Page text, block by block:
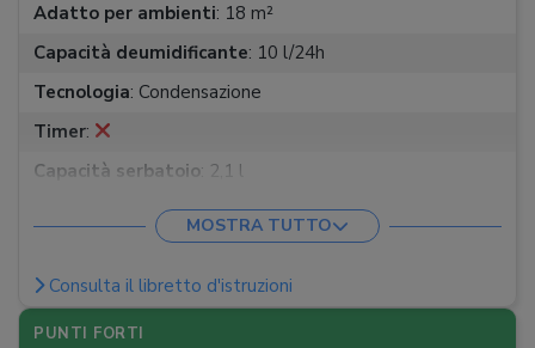
Adatto per ambienti: 18 m²
Capacità deumidificante: 10 l/24h
Tecnologia: Condensazione
Timer:
Capacità serbatoio: 2,1 l
250 W
Rumorosità minima:36 dB
Rumorosità massima:36 dB
Temperatura di esercizio
MOSTRA TUTTO
Consulta il libretto d'istruzioni
PUNTI FORTI